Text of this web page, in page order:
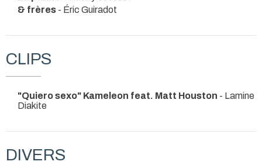
& frères - Éric Guiradot
CLIPS
"Quiero sexo" Kameleon feat. Matt Houston - Lamine
Diakite
DIVERS